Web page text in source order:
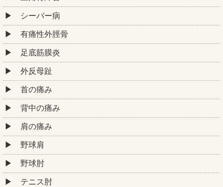
シーバー病
有痛性外脛骨
足底筋膜炎
外反母趾
首の痛み
背中の痛み
肩の痛み
野球肩
野球肘
テニス肘